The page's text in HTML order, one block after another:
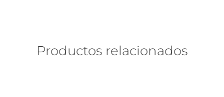
Productos relacionados